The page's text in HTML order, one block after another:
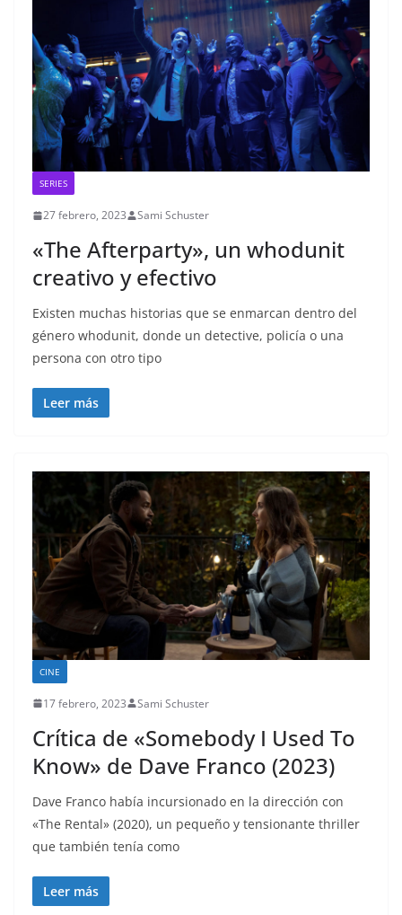
SERIES
27 febrero, 2023 Sami Schuster
«The Afterparty», un whodunit
creativo y efectivo
Existen muchas historias que se enmarcan dentro del
género whodunit, donde un detective, policía o una
persona con otro tipo
Leer más
CINE
17 febrero, 2023 Sami Schuster
Crítica de «Somebody I Used To
Know» de Dave Franco (2023)
Dave Franco había incursionado en la dirección con
«The Rental» (2020), un pequeño y tensionante thriller
que también tenía como
Leer más